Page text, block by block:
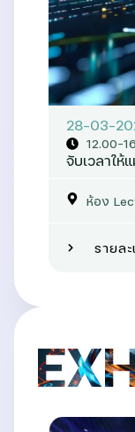
28-03-
จับเวลาให้
ห้อง
รายล